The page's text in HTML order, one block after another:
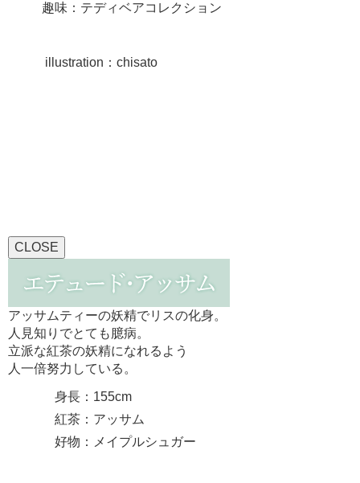
趣味：テディベアコレクション
illustration：chisato
CLOSE
アッサムティーの妖精でリスの化身。
人見知りでとても臆病。
立派な紅茶の妖精になれるよう
人一倍努力している。
身長：155cm
紅茶：アッサム
好物：メイプルシュガー